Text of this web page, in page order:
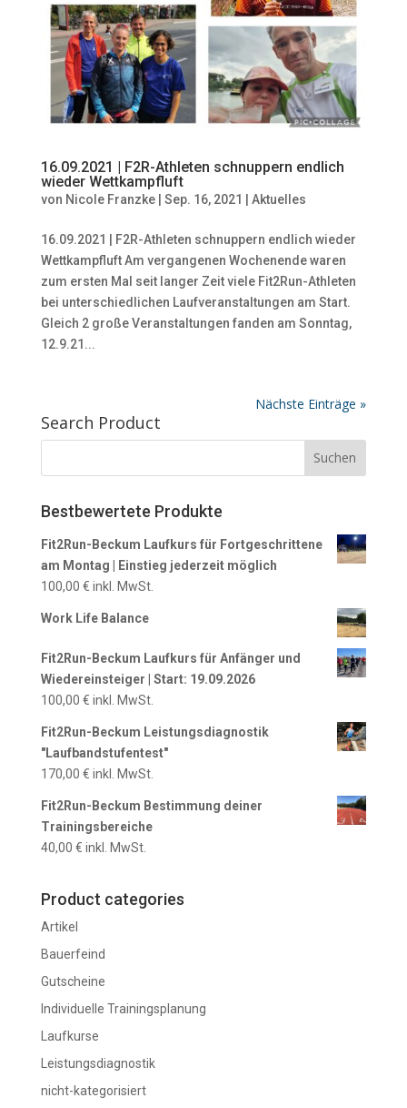
16.09.2021 | F2R-Athleten schnuppern endlich
wieder Wettkampfluft
von Nicole Franzke| Sep. 16, 2021 Aktuelles
16.09.2021 | F2R-Athleten schnuppern endlich wieder
Wettkampfluft Am vergangenen Wochenende waren
zum ersten Mal seit langer Zeit viele Fit2Run-Athleten
bei unterschiedlichen Laufveranstaltungen am Start.
Gleich 2 große Veranstaltungen fanden am Sonntag,
12.9.21...
Nächste Einträge »
Search Product
Bestbewertete Produkte
Fit2Run-Beckum Laufkurs für Fortgeschrittene
am Montag | Einstieg jederzeit möglich
100,00 € inkl. MwSt.
Work Life Balance
Fit2Run-Beckum Laufkurs für Anfänger und
Wiedereinsteiger | Start: 19.09.2026
100,00 € inkl. MwSt.
Fit2Run-Beckum Leistungsdiagnostik
"Laufbandstufentest"
170,00 € inkl. MwSt.
Fit2Run-Beckum Bestimmung deiner
Trainingsbereiche
40,00 € inkl. MwSt.
Product categories
Artikel
Bauerfeind
Gutscheine
Individuelle Trainingsplanung
Laufkurse
Leistungsdiagnostik
nicht-kategorisiert